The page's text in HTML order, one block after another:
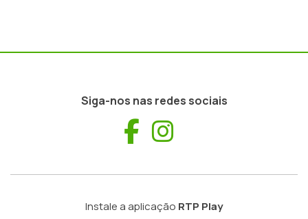
Siga-nos nas redes sociais
Facebook
Instale a aplicação RTP Play